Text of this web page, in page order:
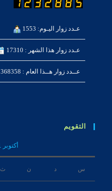
عـدد زوار اليـوم: 1553
عـدد زوار هذا الشهر : 17310
عــدد زوار هــذا العام : 368358
التقويم
أكتوبر 2021
س د ن ث